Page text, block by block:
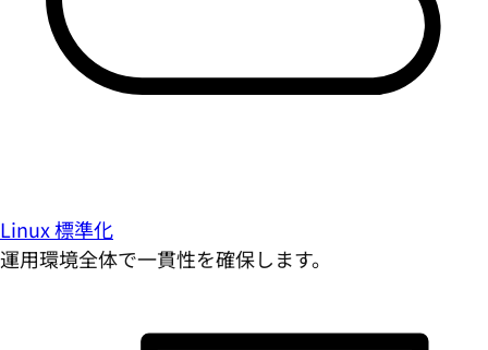
Linux 標準化
運用環境全体で一貫性を確保します。